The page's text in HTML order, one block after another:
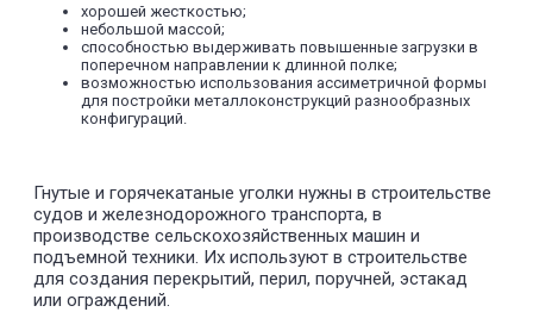
хорошей жесткостью;
небольшой массой;
способностью выдерживать повышенные загрузки в
поперечном направлении к длинной полке;
возможностью использования ассиметричной формы
для постройки металлоконструкций разнообразных
конфигураций.
Гнутые и горячекатаные уголки нужны в строительстве
судов и железнодорожного транспорта, в
производстве сельскохозяйственных машин и
подъемной техники. Их используют в строительстве
для создания перекрытий, перил, поручней, эстакад
или ограждений.